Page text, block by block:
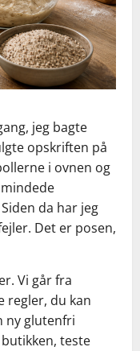
jeg bagte
opskriften på
i ovnen og
da har jeg
Det er posen,
Vi går fra
regler, du kan
ny glutenfri
teste